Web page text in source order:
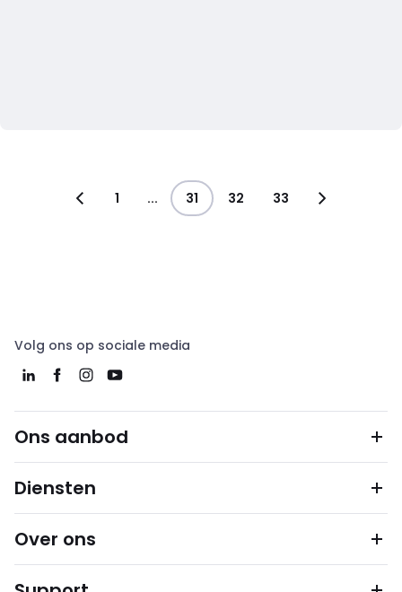
1 ... 31 32 33
Volg ons op sociale media
Ons aanbod
Diensten
Over ons